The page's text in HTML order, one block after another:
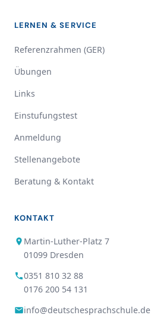
LERNEN & SERVICE
Referenzrahmen (GER)
Übungen
Links
Einstufungstest
Anmeldung
Stellenangebote
Beratung & Kontakt
KONTAKT
Martin-Luther-Platz 7
01099 Dresden
0351 810 32 88
0176 200 54 131
info@deutschesprachschule.de